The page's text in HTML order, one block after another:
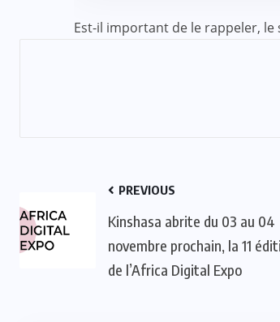
Est-il important de le rappeler,
PREVIOUS
Kinshasa abrite du 03 au 04
novembre prochain, la 11
de l’Africa Digital Expo
Evala 2024 : Une
effective du Dr Lidi
JUIL 07, 2024